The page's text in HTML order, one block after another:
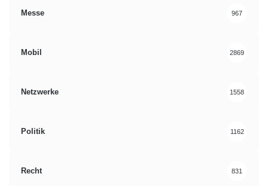
Messe 967
Mobil 2869
Netzwerke 1558
Politik 1162
Recht 831